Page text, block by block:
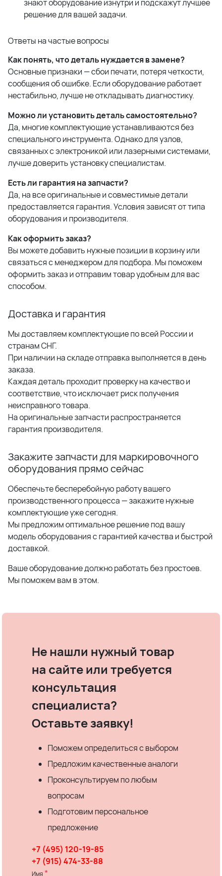
знают оборудование изнутри и подскажут лучшее
решение для вашей задачи.
Ответы на частые вопросы
Как понять, что деталь нуждается в замене?
Основные признаки — сбои печати, потеря четкости,
сообщения об ошибке. Если оборудование работает
нестабильно, лучше не откладывать диагностику.
Можно ли установить деталь самостоятельно?
Да, многие комплектующие устанавливаются без
специального инструмента. Однако для узлов,
связанных с электроникой или лазерными системами,
лучше доверить установку специалистам.
Есть ли гарантия на запчасти?
Да, на все оригинальные и совместимые детали
предоставляется гарантия. Условия зависят от типа
оборудования и производителя.
Как оформить заказ?
Вы можете добавить нужные позиции в корзину или
связаться с менеджером для подбора. Мы поможем
оформить заказ и отправим товар удобным для вас
способом.
Доставка и гарантия
Мы доставляем комплектующие по всей России и
странам СНГ.
При наличии на складе отправка выполняется в день
заказа.
Каждая деталь проходит проверку на качество и
соответствие, что исключает риск получения
неисправного товара.
На оригинальные запчасти распространяется
гарантия производителя.
Закажите запчасти для маркировочного
оборудования прямо сейчас
Обеспечьте бесперебойную работу вашего
производственного процесса — закажите нужные
комплектующие уже сегодня.
Мы предложим оптимальное решение под вашу
модель оборудования с гарантией качества и быстрой
доставкой.
Ваше оборудование должно работать без простоев.
Мы поможем вам в этом.
Не нашли нужный товар
на сайте или требуется
консультация
специалиста?
Оставьте заявку!
Поможем определиться с выбором
Предложим качественные аналоги
Проконсультируем по любым
вопросам
Подготовим персональное
предложение
+7 (495) 120-19-85
+7 (915) 474-33-88
Имя *